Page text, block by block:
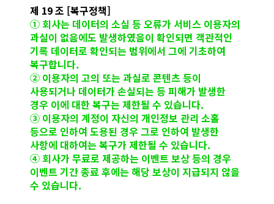
제 19 조 [복구정책]
① 회사는 데이터의 소실 등 오류가 서비스 이용자의
과실이 없음에도 발생하였음이 확인되면 객관적인
기록 데이터로 확인되는 범위에서 그에 기초하여
복구합니다.
② 이용자의 고의 또는 과실로 콘텐츠 등이
사용되거나 데이터가 손실되는 등 피해가 발생한
경우 이에 대한 복구는 제한될 수 있습니다.
③ 이용자의 계정이 자신의 개인정보 관리 소홀
등으로 인하여 도용된 경우 그로 인하여 발생한
사항에 대하여는 복구가 제한될 수 있습니다.
④ 회사가 무료로 제공하는 이벤트 보상 등의 경우
이벤트 기간 종료 후에는 해당 보상이 지급되지 않을
수 있습니다.